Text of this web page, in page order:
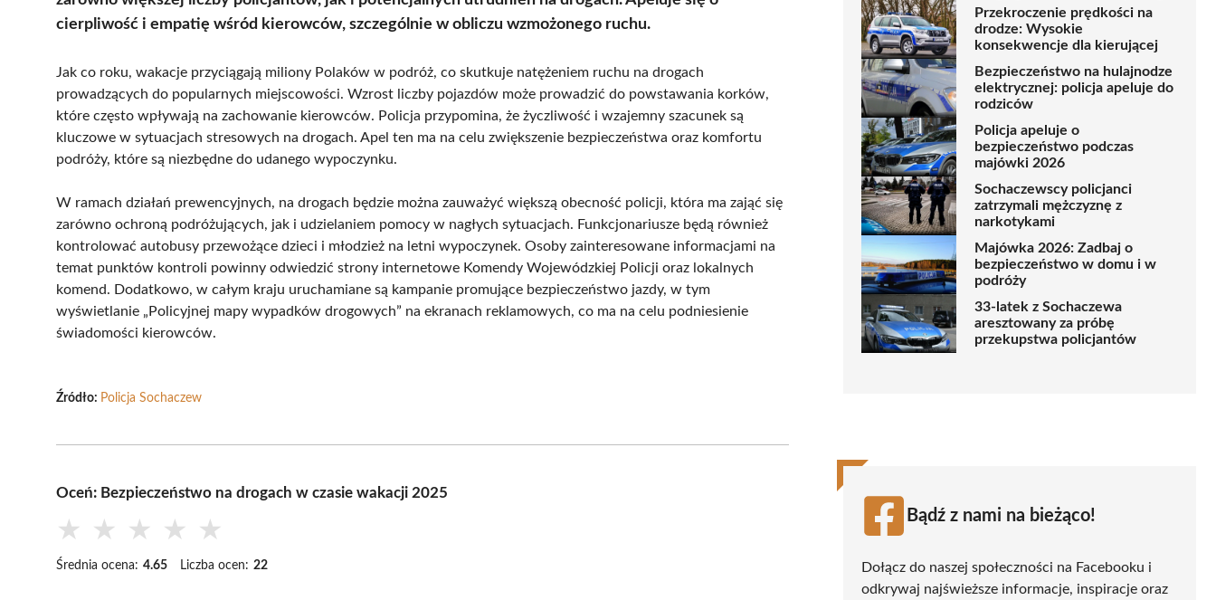
cierpliwość i empatię wśród kierowców, szczególnie w obliczu wzmożonego ruchu.
Jak co roku, wakacje przyciągają miliony Polaków w podróż, co skutkuje natężeniem ruchu na drogach
prowadzących do popularnych miejscowości. Wzrost liczby pojazdów może prowadzić do powstawania korków,
które często wpływają na zachowanie kierowców. Policja przypomina, że życzliwość i wzajemny szacunek są
kluczowe w sytuacjach stresowych na drogach. Apel ten ma na celu zwiększenie bezpieczeństwa oraz komfortu
podróży, które są niezbędne do udanego wypoczynku.
W ramach działań prewencyjnych, na drogach będzie można zauważyć większą obecność policji, która ma zająć się
zarówno ochroną podróżujących, jak i udzielaniem pomocy w nagłych sytuacjach. Funkcjonariusze będą również
kontrolować autobusy przewożące dzieci i młodzież na letni wypoczynek. Osoby zainteresowane informacjami na
temat punktów kontroli powinny odwiedzić strony internetowe Komendy Wojewódzkiej Policji oraz lokalnych
komend. Dodatkowo, w całym kraju uruchamiane są kampanie promujące bezpieczeństwo jazdy, w tym
wyświetlanie „Policyjnej mapy wypadków drogowych” na ekranach reklamowych, co ma na celu podniesienie
świadomości kierowców.
Źródło: Policja Sochaczew
Oceń: Bezpieczeństwo na drogach w czasie wakacji 2025
★ ★ ★ ★ ★
Średnia ocena: 4.65 Liczba ocen: 22
Przekroczenie prędkości na
drodze: Wysokie
konsekwencje dla kierującej
Bezpieczeństwo na hulajnodze
elektrycznej: policja apeluje do
rodziców
Policja apeluje o
bezpieczeństwo podczas
majówki 2026
Sochaczewscy policjanci
zatrzymali mężczyznę z
narkotykami
Majówka 2026: Zadbaj o
bezpieczeństwo w domu i w
podróży
33-latek z Sochaczewa
aresztowany za próbę
przekupstwa policjantów
Bądź z nami na bieżąco!
Dołącz do naszej społeczności na Facebooku i
odkrywaj najświeższe informacje, inspiracje oraz